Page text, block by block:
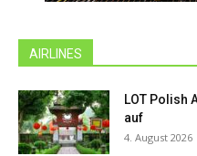
AIRLINES
LOT Polish
auf
4. August 2026